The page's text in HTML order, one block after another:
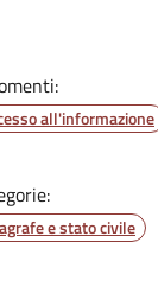
all'informazione
e stato civile